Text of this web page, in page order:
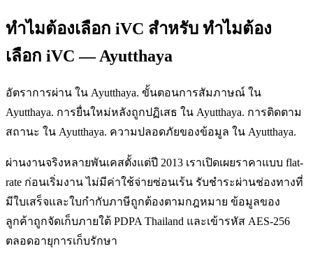
ทำไมต้องเลือก iVC สำหรับ ทำไมต้อง
เลือก iVC — Ayutthaya
อัตราการผ่าน ใน Ayutthaya. ขั้นตอนการสัมภาษณ์ ใน
Ayutthaya. การยื่นใหม่หลังถูกปฏิเสธ ใน Ayutthaya. การติดตาม
สถานะ ใน Ayutthaya. ความปลอดภัยของข้อมูล ใน Ayutthaya.
ผ่านงานจริงหลายพันเคสตั้งแต่ปี 2013 เราเปิดเผยราคาแบบ flat-
rate ก่อนเริ่มงาน ไม่มีค่าใช้จ่ายซ่อนเร้น รับชำระผ่านช่องทางที่
มีใบเสร็จและใบกำกับภาษีถูกต้องตามกฎหมาย ข้อมูลของ
ลูกค้าถูกจัดเก็บภายใต้ PDPA Thailand และเข้ารหัส AES-256
ตลอดอายุการเก็บรักษา